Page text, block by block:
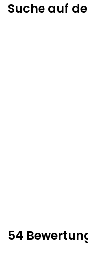
Suche auf
54